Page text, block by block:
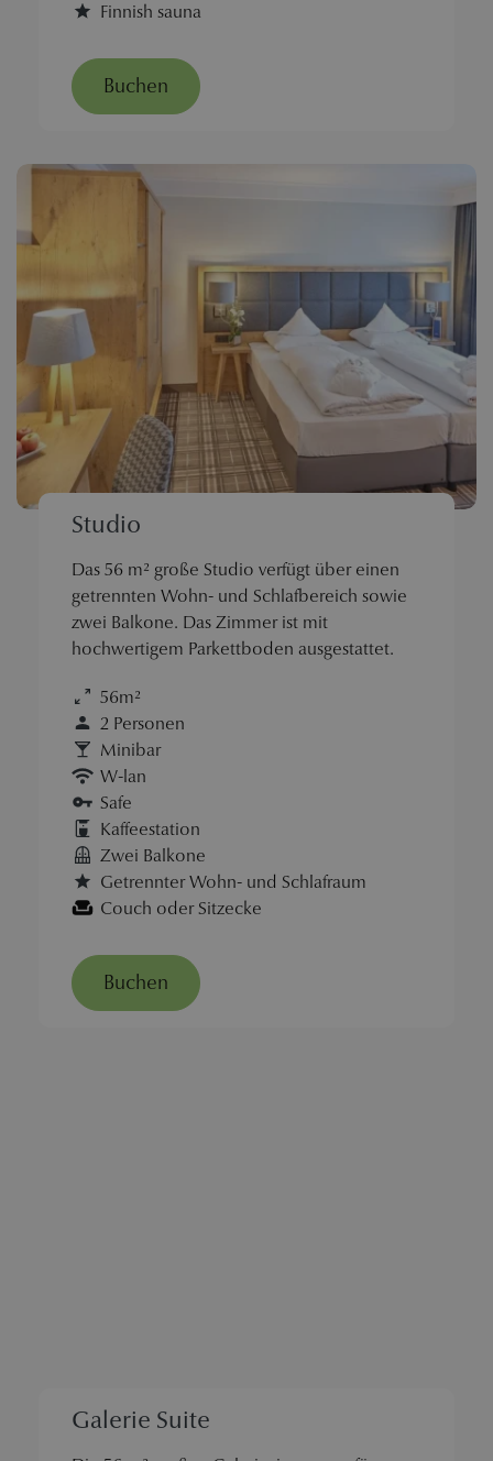
Finnish sauna
Buchen
Studio
Das 56 m² große Studio verfügt über einen
getrennten Wohn- und Schlafbereich sowie
zwei Balkone. Das Zimmer ist mit
hochwertigem Parkettboden ausgestattet.
56m²
2 Personen
Minibar
W-lan
Safe
Kaffeestation
Zwei Balkone
Getrennter Wohn- und Schlafraum
Couch oder Sitzecke
Buchen
Galerie Suite